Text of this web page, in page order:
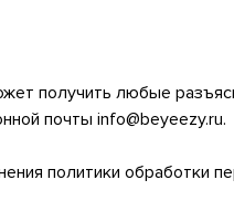
получить любые
почты info@beyeezy.ru.
политики обработки